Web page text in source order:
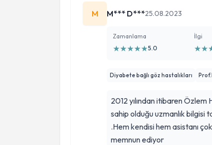
M M*** D***25.08.2023
Zamanlama
★★★★★5.0
İlgi
★★
Diyabete bağlı göz hastalıkları
2012 yılından itibaren Özlem
sahip olduğu uzmanlık bilgisi
.Hem kendisi hem asistanı
memnun ediyor